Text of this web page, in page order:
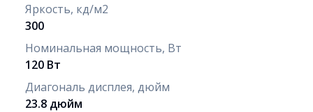
Яркость, кд/м2
300
Номинальная мощность, Вт
120 Вт
Диагональ дисплея, дюйм
23.8 дюйм